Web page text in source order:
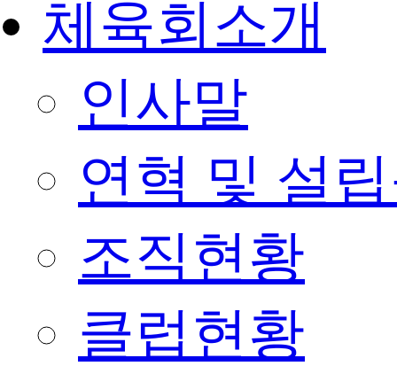
체육회소개
인사말
연혁 및 설
조직현황
클럽현황